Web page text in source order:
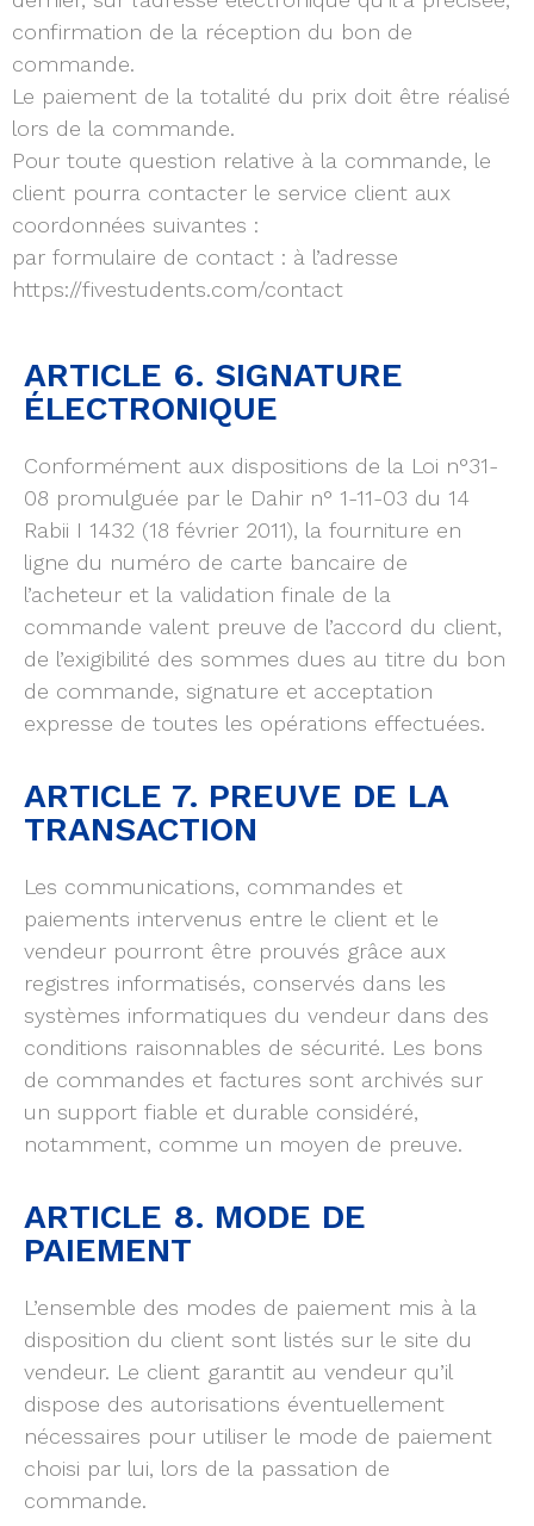
confirmation de la réception du bon de
commande.
Le paiement de la totalité du prix doit être réalisé
lors de la commande.
Pour toute question relative à la commande, le
client pourra contacter le service client aux
coordonnées suivantes :
par formulaire de contact : à l’adresse
https://fivestudents.com/contact
ARTICLE 6. SIGNATURE
ÉLECTRONIQUE
Conformément aux dispositions de la Loi n°31-
08 promulguée par le Dahir n° 1-11-03 du 14
Rabii I 1432 (18 février 2011), la fourniture en
ligne du numéro de carte bancaire de
l’acheteur et la validation finale de la
commande valent preuve de l’accord du client,
de l’exigibilité des sommes dues au titre du bon
de commande, signature et acceptation
expresse de toutes les opérations effectuées.
ARTICLE 7. PREUVE DE LA
TRANSACTION
Les communications, commandes et
paiements intervenus entre le client et le
vendeur pourront être prouvés grâce aux
registres informatisés, conservés dans les
systèmes informatiques du vendeur dans des
conditions raisonnables de sécurité. Les bons
de commandes et factures sont archivés sur
un support fiable et durable considéré,
notamment, comme un moyen de preuve.
ARTICLE 8. MODE DE
PAIEMENT
L’ensemble des modes de paiement mis à la
disposition du client sont listés sur le site du
vendeur. Le client garantit au vendeur qu’il
dispose des autorisations éventuellement
nécessaires pour utiliser le mode de paiement
choisi par lui, lors de la passation de
commande.